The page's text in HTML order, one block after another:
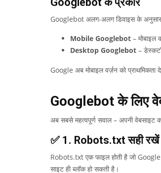
Googlebot अलग-अलग डिवाइस के
Mobile Googlebot – मोबाइल
Desktop Googlebot –
Google अब मोबाइल वर्ज़न को प्राथमिकता
Googlebot के लिए
अब सबसे महत्वपूर्ण सवाल – अपनी
✅ 1. Robots.txt सही रखें
Robots.txt एक फाइल होती है जो
साइट ही ब्लॉक हो सकती है।